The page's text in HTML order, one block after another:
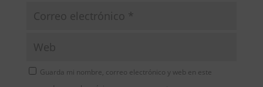
Guarda mi nombre, correo electrónico y web en este